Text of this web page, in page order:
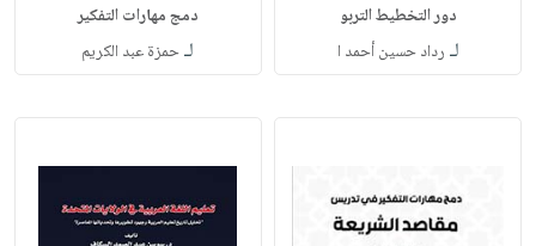
دور التخطيط التربو
لـ رداد حسين أحمد ا
دمج مهارات التفكير
لـحمزة عبد الكريم